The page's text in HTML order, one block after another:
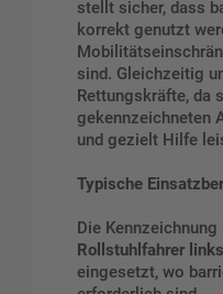
stellt sicher, dass
korrekt genutzt
sind. Gleichzeitig
Rettungskräfte, da
gekennzeichneten
und gezielt Hilfe
Typische
Die Kennzeichnung
Rollstuhlfahrer links
eingesetzt, wo